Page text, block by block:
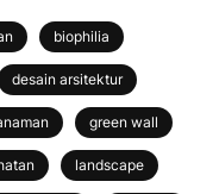
biophilia
desain arsitektur
green wall
landscape